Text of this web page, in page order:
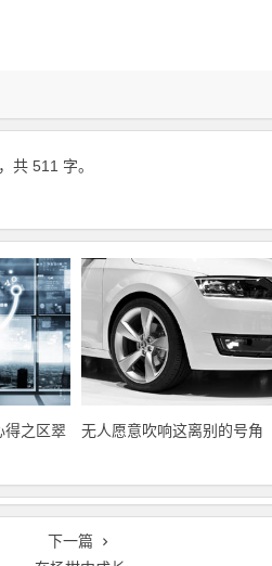
共 511 字。
得之区翠
无人愿意吹响这离别的号角
下一篇